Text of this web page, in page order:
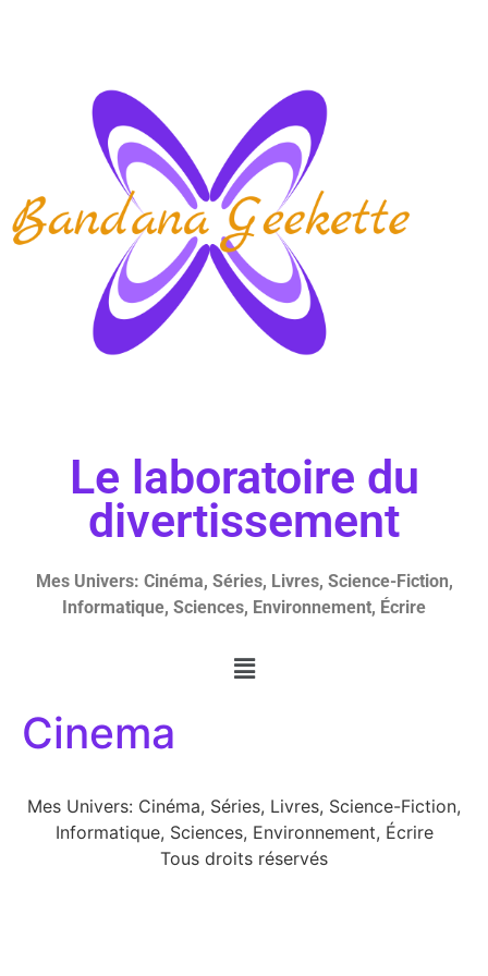
Le laboratoire du
divertissement
Mes Univers: Cinéma, Séries, Livres, Science-Fiction,
Informatique, Sciences, Environnement, Écrire
Cinema
Mes Univers: Cinéma, Séries, Livres, Science-Fiction,
Informatique, Sciences, Environnement, Écrire
Tous droits réservés